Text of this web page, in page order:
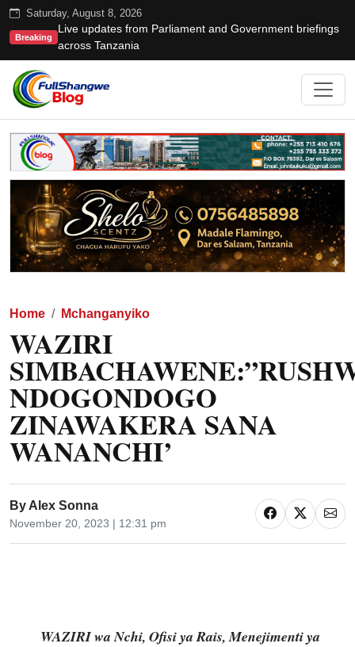
Saturday, August 8, 2026
Breaking
Live updates from Parliament and Government briefings
across Tanzania
Home Mchanganyiko
WAZIRI
NDOGONDOGO
ZINAWAKERA SANA
WANANCHI’
By Alex Sonna
November 20, 2023 | 12:31 pm
WAZIRIwa Nchi, Ofisi ya Rais, Menejimenti ya